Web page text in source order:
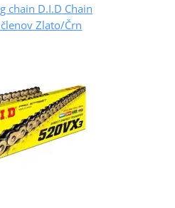
chain D.I.D Chain
Zlato/Črn